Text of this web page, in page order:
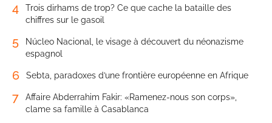
4
Trois dirhams de trop? Ce que cache la bataille des
chiffres sur le gasoil
5
Núcleo Nacional, le visage à découvert du néonazisme
espagnol
6 Sebta, paradoxes d’une frontière européenne en Afrique
7
Affaire Abderrahim Fakir: «Ramenez-nous son corps»,
clame sa famille à Casablanca